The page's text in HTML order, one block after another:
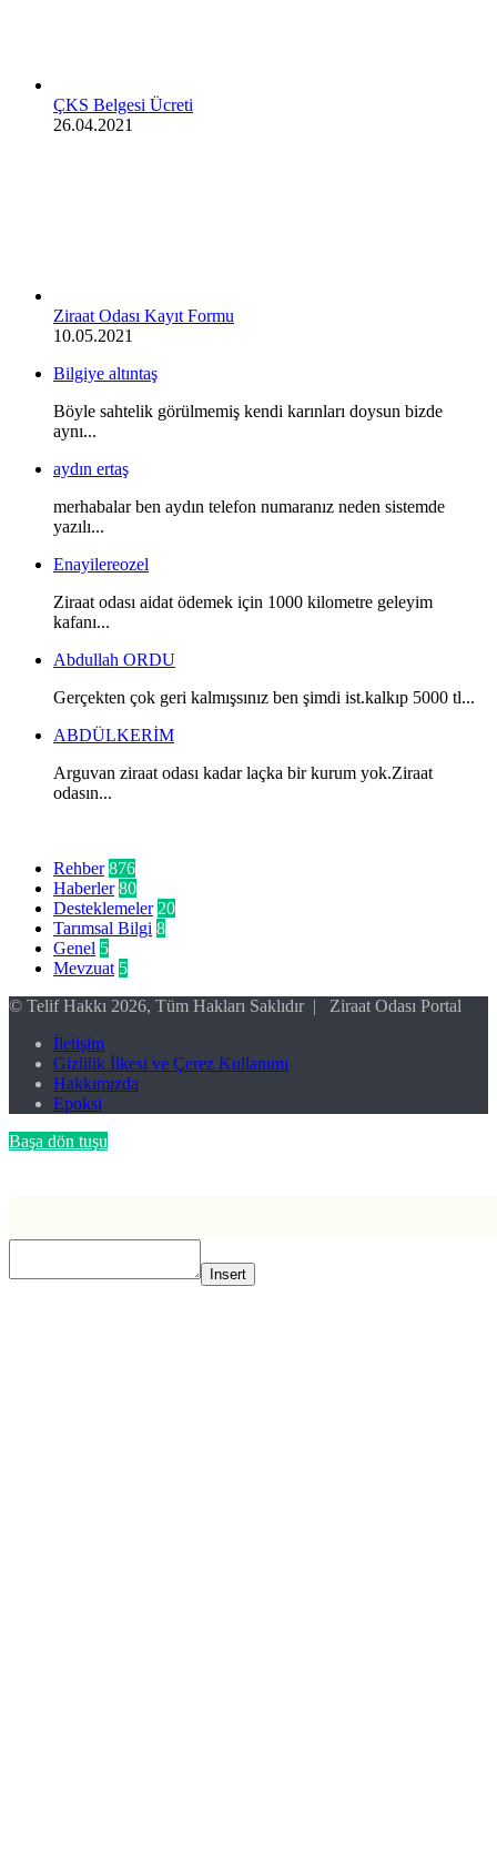
ÇKS Belgesi Ücreti
26.04.2021
Ziraat Odası Kayıt Formu
10.05.2021
Bilgiye altıntaş
Böyle sahtelik görülmemiş kendi karınları doysun bizde
aynı...
aydın ertaş
merhabalar ben aydın telefon numaranız neden sistemde
yazılı...
Enayilereozel
Ziraat odası aidat ödemek için 1000 kilometre geleyim
kafanı...
Abdullah ORDU
Gerçekten çok geri kalmışsınız ben şimdi ist.kalkıp 5000 tl...
ABDÜLKERİM
Arguvan ziraat odası kadar laçka bir kurum yok.Ziraat
odasın...
Rehber 876
Haberler 80
Desteklemeler 20
Tarımsal Bilgi 8
Genel 5
Mevzuat 5
© Telif Hakkı 2026, Tüm Hakları Saklıdır | Ziraat Odası Portal
İletişim
Gizlilik İlkesi ve Çerez Kullanımı
Hakkımızda
Epoksi
Başa dön tuşu
Insert